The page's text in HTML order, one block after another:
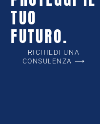
TUO
FUTURO.
RICHIEDI UNA
CONSULENZA ⟶